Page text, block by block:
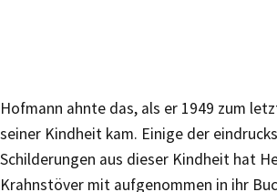
Hofmann ahnte das, als er 1949 zum
seiner Kindheit kam. Einige der
Schilderungen aus dieser Kindheit hat
Krahnstöver mit aufgenommen in ihr